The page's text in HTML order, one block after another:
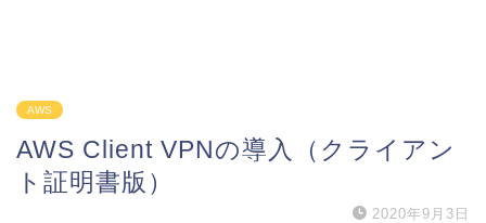
AWS
AWS Client VPNの導入（クライアン
ト証明書版）
2020年9月3日